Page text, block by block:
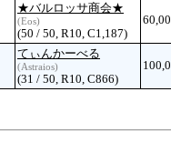
★バルロッサ商会★
(Eos)
(50 / 50, R10, C1,187)
てぃんかーべる
(Astraios)
(31 / 50, R10, C866)